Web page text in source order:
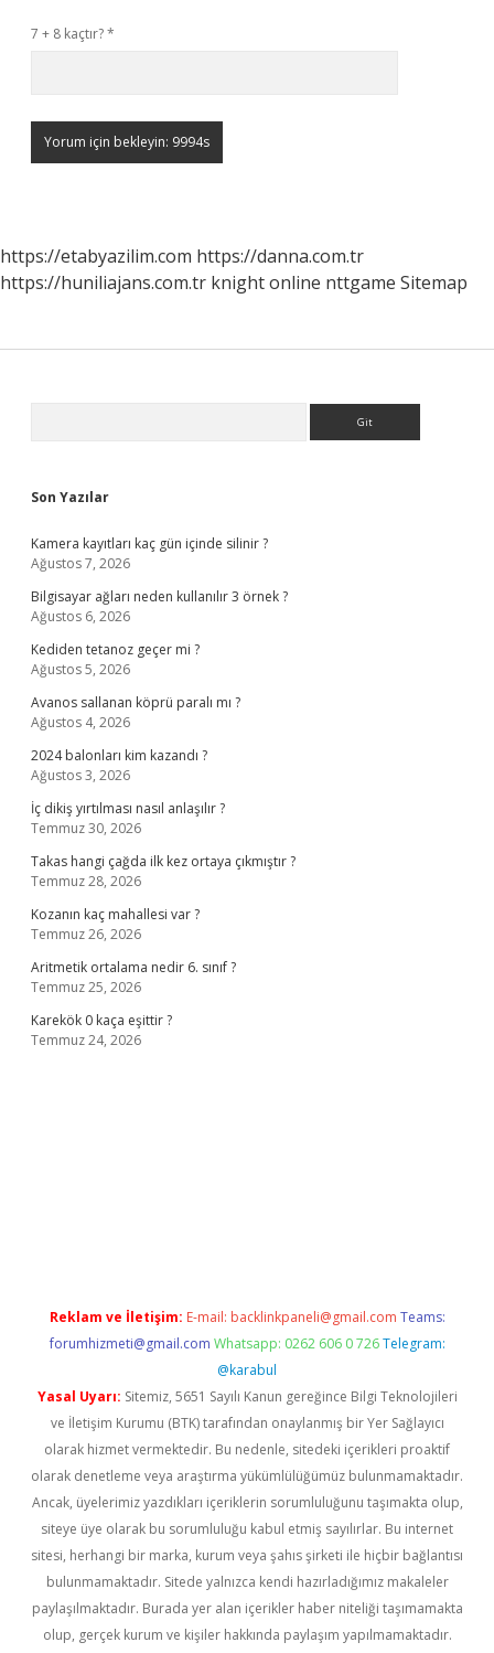
7 + 8 kaçtır?*
https://etabyazilim.com https://danna.com.tr
https://huniliajans.com.tr knight online nttgame Sitemap
Son Yazılar
Kamera kayıtları kaç gün içinde silinir ?
Ağustos 7, 2026
Bilgisayar ağları neden kullanılır 3 örnek ?
Ağustos 6, 2026
Kediden tetanoz geçer mi ?
Ağustos 5, 2026
Avanos sallanan köprü paralı mı ?
Ağustos 4, 2026
2024 balonları kim kazandı ?
Ağustos 3, 2026
İç dikiş yırtılması nasıl anlaşılır ?
Temmuz 30, 2026
Takas hangi çağda ilk kez ortaya çıkmıştır ?
Temmuz 28, 2026
Kozanın kaç mahallesi var ?
Temmuz 26, 2026
Aritmetik ortalama nedir 6. sınıf ?
Temmuz 25, 2026
Karekök 0 kaça eşittir ?
Temmuz 24, 2026
Reklam ve İletişim: E-mail: backlinkpaneli@gmail.com Teams:
forumhizmeti@gmail.com Whatsapp: 0262 606 0 726 Telegram:
@karabul
Yasal Uyarı: Sitemiz, 5651 Sayılı Kanun gereğince Bilgi Teknolojileri
ve İletişim Kurumu (BTK) tarafından onaylanmış bir Yer Sağlayıcı
olarak hizmet vermektedir. Bu nedenle, sitedeki içerikleri proaktif
olarak denetleme veya araştırma yükümlülüğümüz bulunmamaktadır.
Ancak, üyelerimiz yazdıkları içeriklerin sorumluluğunu taşımakta olup,
siteye üye olarak bu sorumluluğu kabul etmiş sayılırlar. Bu internet
sitesi, herhangi bir marka, kurum veya şahıs şirketi ile hiçbir bağlantısı
bulunmamaktadır. Sitede yalnızca kendi hazırladığımız makaleler
paylaşılmaktadır. Burada yer alan içerikler haber niteliği taşımamakta
olup, gerçek kurum ve kişiler hakkında paylaşım yapılmamaktadır.